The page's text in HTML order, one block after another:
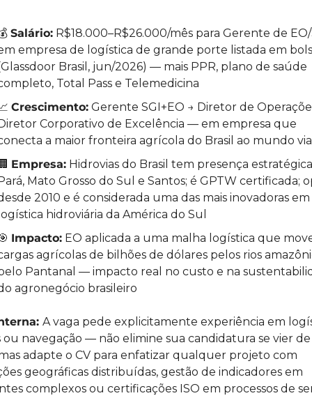
Salário: R$18.000–R$26.000/mês para Gerente de EO/
empresa de logística de grande porte listada em
Brasil, jun/2026) — mais PPR, plano de saúde
Total Pass e Telemedicina
Crescimento: Gerente SGI+EO → Diretor de
Corporativo de Excelência — em empresa que
a maior fronteira agrícola do Brasil ao mundo
Empresa: Hidrovias do Brasil tem presença
Mato Grosso do Sul e Santos; é GPTW certificada;
2010 e é considerada uma das mais inovadoras em
hidroviária da América do Sul
Impacto: EO aplicada a uma malha logística que
agrícolas de bilhões de dólares pelos rios
Pantanal — impacto real no custo e na
agronegócio brasileiro
A vaga pede explicitamente experiência em
navegação — não elimine sua candidatura se vier
adapte o CV para enfatizar qualquer projeto com
geográficas distribuídas, gestão de indicadores em
complexos ou certificações ISO em processos de